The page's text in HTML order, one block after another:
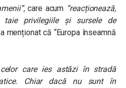
care acum “reacționează,
privilegiile și sursele de
menționat că “Europa înseamnă
care ies astăzi în stradă
Chiar dacă nu sunt în